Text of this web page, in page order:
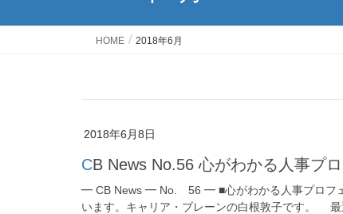
HOME 2018年6月
2018年6月8日
CB News No.56 心がわかる人事プ
━ CB News ━ No. 56 ━ ■心がわかる人事プロフ
います。キャリア・ブレーンの白根敦子です。